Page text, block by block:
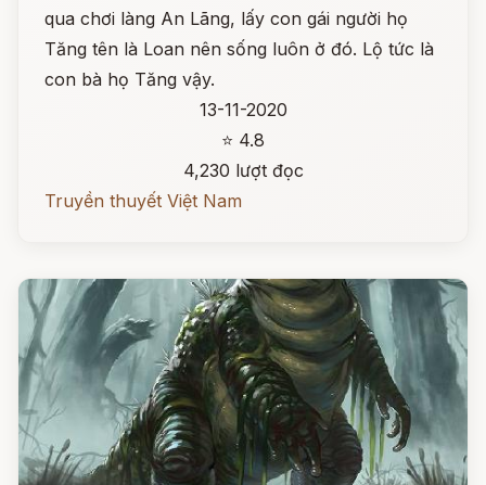
qua chơi làng An Lãng, lấy con gái người họ
Tăng tên là Loan nên sống luôn ở đó. Lộ tức là
con bà họ Tăng vậy.
13-11-2020
⭐ 4.8
4,230 lượt đọc
Truyền thuyết Việt Nam